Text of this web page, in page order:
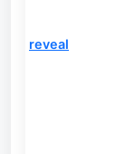
reveal